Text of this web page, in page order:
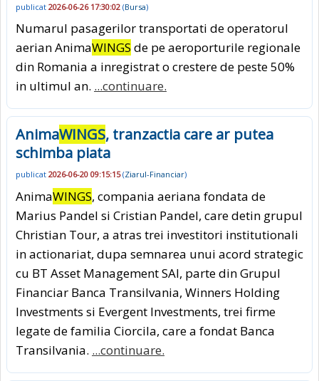
publicat 2026-06-26 17:30:02 (Bursa)
Numarul pasagerilor transportati de operatorul
aerian AnimaWINGS de pe aeroporturile regionale
din Romania a inregistrat o crestere de peste 50%
in ultimul an. ...continuare.
AnimaWINGS, tranzactia care ar putea
schimba piata
publicat 2026-06-20 09:15:15(Ziarul-Financiar)
AnimaWINGS, compania aeriana fondata de
Marius Pandel si Cristian Pandel, care detin grupul
Christian Tour, a atras trei investitori institutionali
in actionariat, dupa semnarea unui acord strategic
cu BT Asset Management SAI, parte din Grupul
Financiar Banca Transilvania, Winners Holding
Investments si Evergent Investments, trei firme
legate de familia Ciorcila, care a fondat Banca
Transilvania. ...continuare.